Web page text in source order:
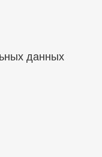
данных